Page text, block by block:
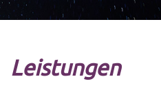
Leistungen